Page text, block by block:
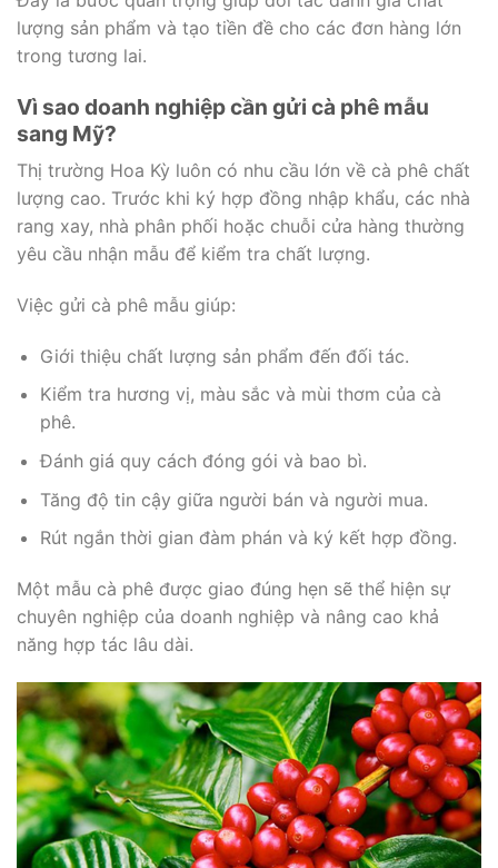
lượng sản phẩm và tạo tiền đề cho các đơn hàng lớn
trong tương lai.
Vì sao doanh nghiệp cần gửi cà phê mẫu
sang Mỹ?
Thị trường Hoa Kỳ luôn có nhu cầu lớn về cà phê chất
lượng cao. Trước khi ký hợp đồng nhập khẩu, các nhà
rang xay, nhà phân phối hoặc chuỗi cửa hàng thường
yêu cầu nhận mẫu để kiểm tra chất lượng.
Việc gửi cà phê mẫu giúp:
Giới thiệu chất lượng sản phẩm đến đối tác.
Kiểm tra hương vị, màu sắc và mùi thơm của cà
phê.
Đánh giá quy cách đóng gói và bao bì.
Tăng độ tin cậy giữa người bán và người mua.
Rút ngắn thời gian đàm phán và ký kết hợp đồng.
Một mẫu cà phê được giao đúng hẹn sẽ thể hiện sự
chuyên nghiệp của doanh nghiệp và nâng cao khả
năng hợp tác lâu dài.